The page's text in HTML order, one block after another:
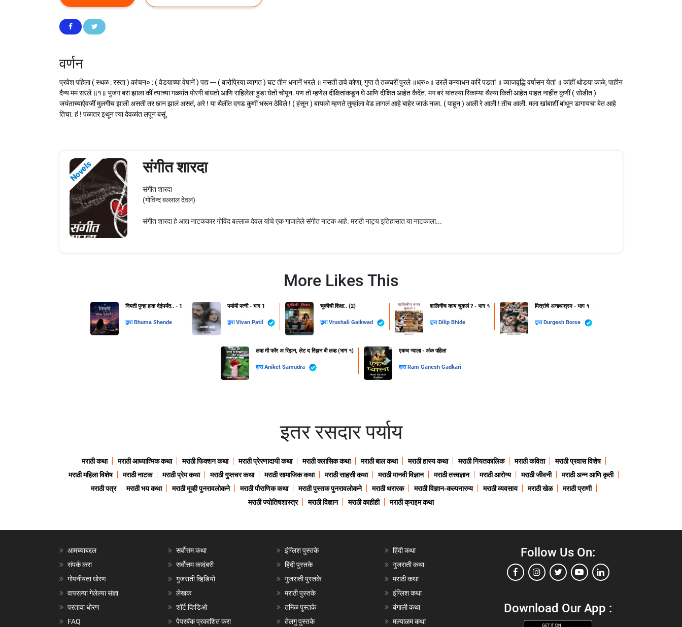
वर्णन
प्रवेश पहिला ( स्थळ : रस्ता ) कांचन० : ( वेडयाच्या वेषानें ) पद्य --- ( बारोप्रिया व्यागत ) घट तीन धनानें भरले ॥ नसती ठावे कोणा, गुप्त ते तळघरीं पुरले ॥ध्रु०॥ उरलें कन्याधन करिं पडतां ॥ व्याजवृद्धि वर्षासन येतां ॥ कांहीं थोडया काळे, पाहीन
दैन्य मम सरलें ॥१॥ भुजंग बरा झाला कीं त्याच्या गळ्यांत पोरगी बांधतो आणि राहिलेला हुंडा घेतों चोपून. पण तो म्हणेल दीक्षितांकडून घे आणि दीक्षित आहेत कैदेंत. मग बरं यांतल्या रिकाम्या थैल्या किती आहेत पाहत नाहींत कुणीं ( सोडीत )
जयंताच्याऐवजीं मुलगीच झाली असती तर छान झालं असतं, अरे ! या थैलींत दगड कुणीं भरून ठेविले ! ( हंसून ) बायको म्हणते तुम्हांला वेड लागलं आहे बाहेर जाऊं नका. ( पाहून ) आली रे आली ! तीच आली. मला खांबाशीं बांधून डागायचा बेत आहे
तिचा. हं ! पळातर इथून त्या देवळांत लपून बसूं.
Novels संगीत शारदा
संगीत शारदा
(गोविन्द बल्लाल देवल)
संगीत शारदा हे आद्य नाटककार गोविंद बल्लाळ देवल यांचे एक गाजलेले संगीत नाटक आहे. मराठी नाट्य इतिहासात या नाटकाला...
More Likes This
नियती पुन्हा हाक देईपर्यंत.. - 1
द्वारा Bhuma Shende
पर्यायी पत्नी - भाग 1
द्वाराVivan Patil
चुकीची शिक्षा.. (2)
द्वाराVrushali Gaikwad
शालिनीच काय चुकलं ? - भाग १
द्वारा Dilip Bhide
मित्रांचे अनाथाश्रम - भाग १
द्वारा Durgesh Borse
लव्ह मी फॉर अ रिझन, लेट द रिझन बी लव्ह (भाग १)
द्वाराAniket Samudra
एकच प्याला - अंक पहिला
द्वारा Ram Ganesh Gadkari
इतर रसदार पर्याय
मराठी कथा मराठी आध्यात्मिक कथा मराठी फिक्शन कथा मराठी प्रेरणादायी कथा मराठी क्लासिक कथा मराठी बाल कथा मराठी हास्य कथा मराठी नियतकालिक मराठी कविता
मराठी प्रवास विशेष
मराठी महिला विशेष
मराठी नाटक मराठी प्रेम कथा मराठी गुप्तचर कथा मराठी सामाजिक कथा मराठी साहसी कथा मराठी मानवी विज्ञान मराठी तत्त्वज्ञान मराठी आरोग्य मराठी जीवनी
मराठी अन्न आणि कृती
मराठी पत्र
मराठी भय कथा मराठी मूव्ही पुनरावलोकने मराठी पौराणिक कथा मराठी पुस्तक पुनरावलोकने मराठी थरारक मराठी विज्ञान-कल्पनारम्य मराठी व्यवसाय मराठी खेळ
मराठी प्राणी
मराठी ज्योतिषशास्त्र
मराठी विज्ञान मराठी काहीही मराठी क्राइम कथा
आमच्याबद्दल
संपर्क करा
गोपनीयता धोरण
वापरल्या गेलेल्या संज्ञा
परतावा धोरण
FAQ
सर्वोत्तम कथा
सर्वोत्तम कादंबरी
गुजराती व्हिडियो
लेखक
शॉर्ट व्हिडिओ
पेपरबॅक प्रकाशित करा
इंग्लिश पुस्तके
हिंदी पुस्तके
गुजराती पुस्तके
मराठी पुस्तके
तमिळ पुस्तके
तेलगु पुस्तके
हिंदी कथा
गुजराती कथा
मराठी कथा
इंग्लिश कथा
बंगाली कथा
मल्याळम कथा
Follow Us On:
Download Our App :